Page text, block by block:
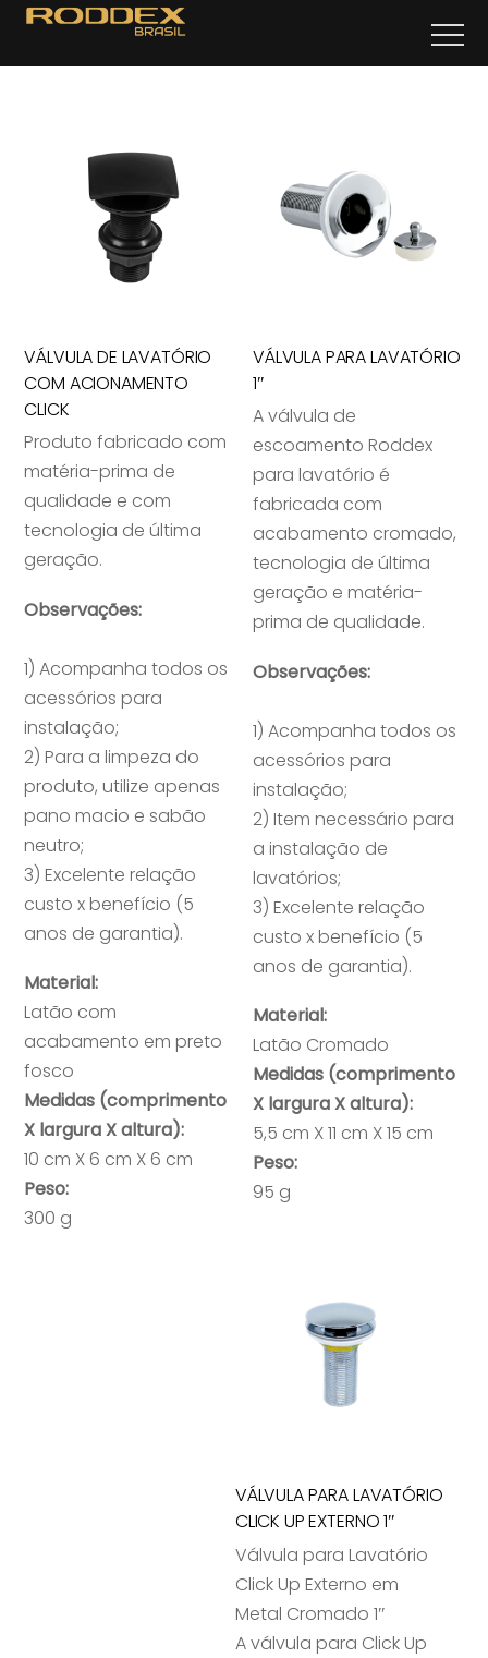
VÁLVULA DE LAVATÓRIO
COM ACIONAMENTO
CLICK
Produto fabricado com
matéria-prima de
qualidade e com
tecnologia de última
geração.
Observações:
1) Acompanha todos os
acessórios para
instalação;
2) Para a limpeza do
produto, utilize apenas
pano macio e sabão
neutro;
3) Excelente relação
custo x benefício (5
anos de garantia).
Material:
Latão com
acabamento em preto
fosco
Medidas (comprimento
X largura X altura):
10 cm X 6 cm X 6 cm
Peso:
300 g
VÁLVULA PARA LAVATÓRIO
1″
A válvula de
escoamento Roddex
para lavatório é
fabricada com
acabamento cromado,
tecnologia de última
geração e matéria-
prima de qualidade.
Observações:
1) Acompanha todos os
acessórios para
instalação;
2) Item necessário para
a instalação de
lavatórios;
3) Excelente relação
custo x benefício (5
anos de garantia).
Material:
Latão Cromado
Medidas (comprimento
X largura X altura):
5,5 cm X 11 cm X 15 cm
Peso:
95 g
VÁLVULA PARA LAVATÓRIO
CLICK UP EXTERNO 1″
Válvula para Lavatório
Click Up Externo em
Metal Cromado 1″
A válvula para Click Up